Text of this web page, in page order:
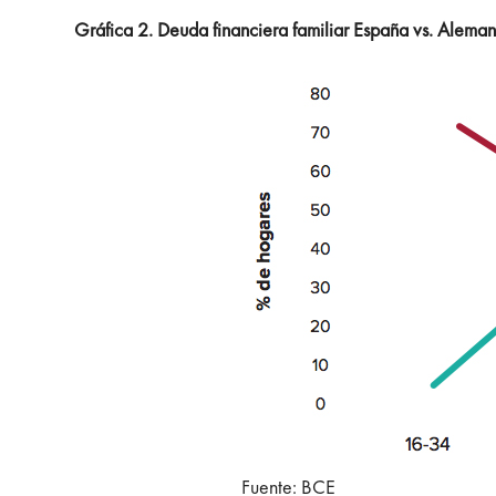
Gráfica 2. Deuda financiera familiar España vs.
Fuente: BCE